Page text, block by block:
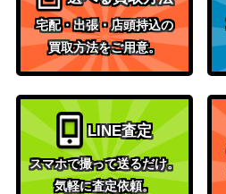
宅配・出張・店頭持込の
買取方法をご用意。
LINE査定
スマホで撮って送るだけ。
気軽に査定依頼。